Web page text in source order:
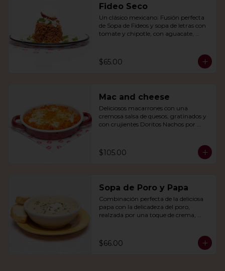
Fideo Seco
Un clásico mexicano: Fusión perfecta
de Sopa de Fideos y sopa de letras con
tomate y chipotle, con aguacate,
$65.00
Mac and cheese
Deliciosos macarrones con una
cremosa salsa de quesos, gratinados y
con crujientes Doritos Nachos por
$105.00
Sopa de Poro y Papa
Combinación perfecta de la deliciosa
papa con la delicadeza del poro,
realzada por una toque de crema,
$66.00